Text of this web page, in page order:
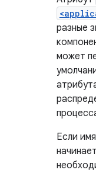
разные
может
Если